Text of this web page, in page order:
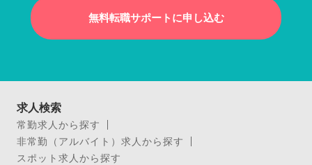
無料転職サポートに申し込む
求人検索
常勤求人から探す
非常勤（アルバイト）求人から探す
スポット求人から探す